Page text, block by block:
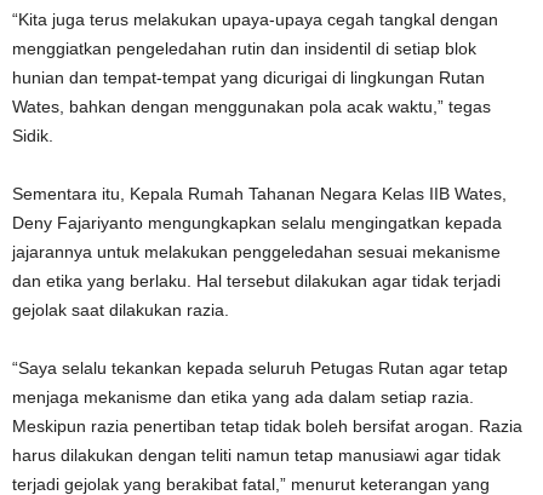
“Kita juga terus melakukan upaya-upaya cegah tangkal dengan
menggiatkan pengeledahan rutin dan insidentil di setiap blok
hunian dan tempat-tempat yang dicurigai di lingkungan Rutan
Wates, bahkan dengan menggunakan pola acak waktu,” tegas
Sidik.
Sementara itu, Kepala Rumah Tahanan Negara Kelas IIB Wates,
Deny Fajariyanto mengungkapkan selalu mengingatkan kepada
jajarannya untuk melakukan penggeledahan sesuai mekanisme
dan etika yang berlaku. Hal tersebut dilakukan agar tidak terjadi
gejolak saat dilakukan razia.
“Saya selalu tekankan kepada seluruh Petugas Rutan agar tetap
menjaga mekanisme dan etika yang ada dalam setiap razia.
Meskipun razia penertiban tetap tidak boleh bersifat arogan. Razia
harus dilakukan dengan teliti namun tetap manusiawi agar tidak
terjadi gejolak yang berakibat fatal,” menurut keterangan yang